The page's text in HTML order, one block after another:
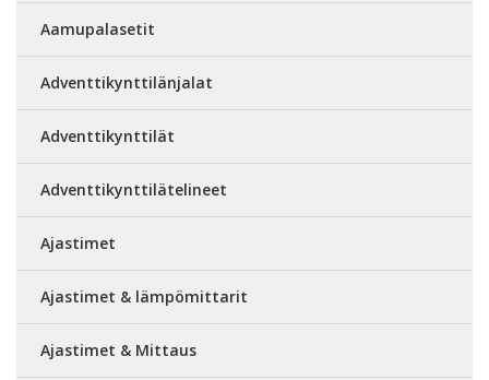
Aamupalasetit
Adventtikynttilänjalat
Adventtikynttilät
Adventtikynttilätelineet
Ajastimet
Ajastimet & lämpömittarit
Ajastimet & Mittaus